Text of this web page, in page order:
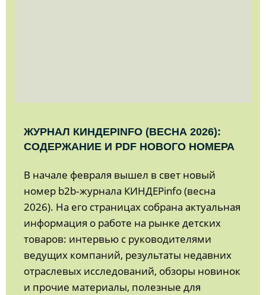
ЖУРНАЛ КИНДЕРINFO (ВЕСНА 2026):
СОДЕРЖАНИЕ И PDF НОВОГО НОМЕРА
В начале февраля вышел в свет новый
номер b2b‑журнала КИНДЕРinfo (весна
2026). На его страницах собрана актуальная
информация о работе на рынке детских
товаров: интервью с руководителями
ведущих компаний, результаты недавних
отраслевых исследований, обзоры новинок
и прочие материалы, полезные для